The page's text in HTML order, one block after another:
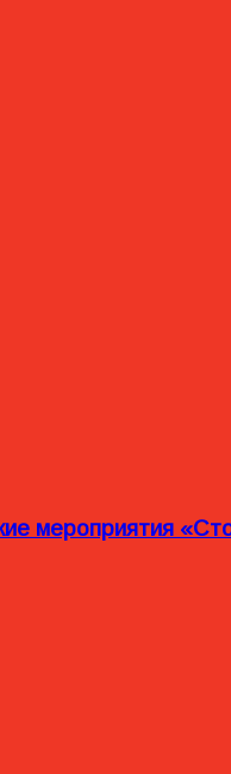
мероприятия